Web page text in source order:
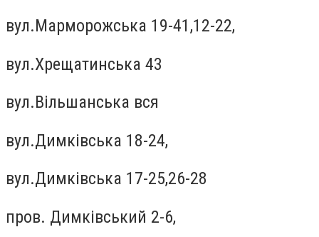
вул.Марморожська 19-41,12-22,
вул.Хрещатинська 43
вул.Вiльшанська вся
вул.Димкiвська 18-24,
вул.Димкiвська 17-25,26-28
пров. Димкiвський 2-6,